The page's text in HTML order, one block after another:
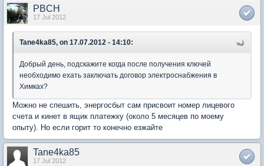
PBCH
17 Jul 2012
Tane4ka85, on 17.07.2012 - 14:10:
Добрый день, подскажите когда после получения ключей
необходимо ехать заключать договор электроснабжения в
Химках?
Можно не спешить, энергосбыт сам присвоит номер лицевого
счета и кинет в ящик платежку (около 5 месяцев по моему
опыту). Но если горит то конечно езжайте
Tane4ka85
17 Jul 2012